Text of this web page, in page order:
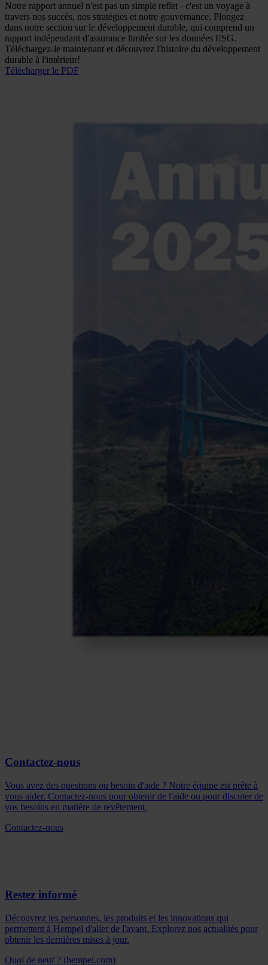
Notre rapport annuel n'est pas un simple reflet - c'est un voyage à
travers nos succès, nos stratégies et notre gouvernance. Plongez
dans notre section sur le développement durable, qui comprend un
rapport indépendant d'assurance limitée sur les données ESG.
Téléchargez-le maintenant et découvrez l'histoire du développement
durable à l'intérieur!
Télécharger le PDF
Contactez-nous
Vous avez des questions ou besoin d'aide ? Notre équipe est prête à
vous aider. Contactez-nous pour obtenir de l'aide ou pour discuter de
vos besoins en matière de revêtement.
Contactez-nous
Restez informé
Découvrez les personnes, les produits et les innovations qui
permettent à Hempel d'aller de l'avant. Explorez nos actualités pour
obtenir les dernières mises à jour.
Quoi de neuf ? (hempel.com)